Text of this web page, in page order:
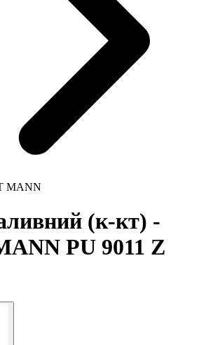
MANN
(к-кт) -
PU 9011 Z